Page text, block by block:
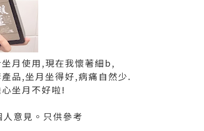
月使用,現在我懷著細b,
品,坐月坐得好,病痛自然少.
坐月不好啦!
意見。只供參考